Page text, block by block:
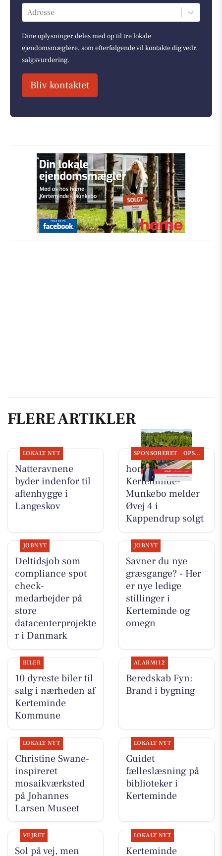
Adresse
Dine oplysninger deles med op til tre lokale
ejendomsmæglere, som efterfølgende vil kontakte dig vedr.
salgsvurdering.
Bliv kontaktet
FLERE ARTIKLER
LOKALT NYT
Natteravnene
byder indenfor til
aftenhygge i
Langeskov
SPONSORERET OPSLAGSTAVLEN
home
Kerteminde-
Munkebo melder
Øvej 4 i
Kappendrup solgt
JOBNYT
Deltidsjob som
compliance spot
check-
medarbejder på
store
datacenterprojekte
r i Danmark
JOBNYT
Savner du nye
græsgange? - Her
er nye ledige
stillinger i
Kerteminde og
omegn
BILER
10 dyreste biler til
salg i nærheden af
Kerteminde
Kommune
ALARM112
Beredskab Fyn:
Brand i bygning
LOKALT NYT
Christine Swane-
inspireret
mosaikværksted
på Johannes
Larsen Museet
LOKALT NYT
Guidet
fælleslæsning på
biblioteker i
Kerteminde
VEJRET
Sol på vej, men
LOKALT NYT
Kerteminde